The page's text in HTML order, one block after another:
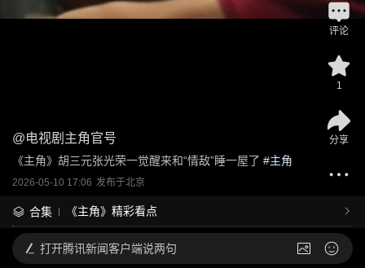
@电视剧主角官号
《主角》胡三元张光荣一觉醒来和“情敌”睡一屋了 #主角
2026-05-10 17:06 发布于北京
合集 《主角》精彩看点
评论
1
分享
打开腾讯新闻客户端说两句